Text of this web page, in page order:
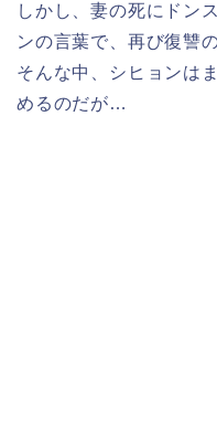
しかし、妻の死にドン
ンの言葉で、再び復讐
そんな中、シヒョンは
めるのだが…